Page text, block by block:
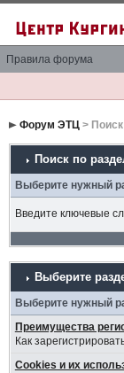
Правила форума
Форум ЭТЦ>
Поиск по
Выберите нужный
Введите ключевые
Выберите
Выберите нужный
Преимущества
Как
Cookies и их